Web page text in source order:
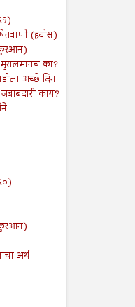
(हदीस)
कुरआन)
मुसलमानच का?
अच्छे दिन
काय?
कुरआन)
अर्थ